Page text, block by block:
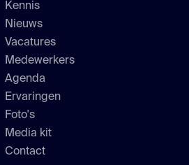
Kennis
Nieuws
Vacatures
Medewerkers
Agenda
Ervaringen
Foto's
Media kit
Contact